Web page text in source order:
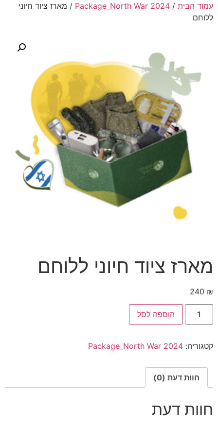
עמוד הבית /
Package_North War 2024 / מארז ציוד חיוני
ללוחם
מארז ציוד חיוני ללוחם
240 ₪
הוספה לסל
קטגוריה: Package_North War 2024
חוות דעת (0)
חוות דעת